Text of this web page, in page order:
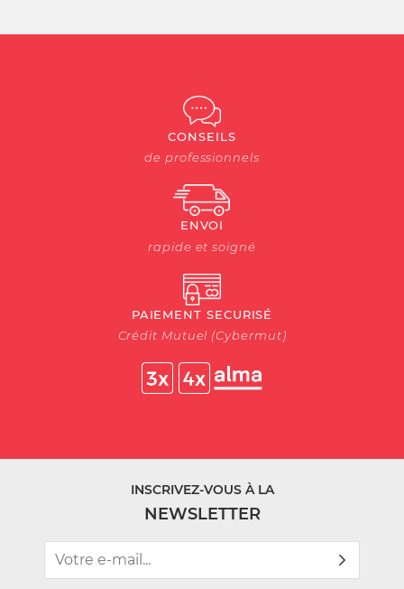
CONSEILS
de professionnels
ENVOI
rapide et soigné
PAIEMENT SECURISÉ
Crédit Mutuel (Cybermut)
INSCRIVEZ-VOUS À LA
NEWSLETTER